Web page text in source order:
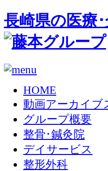
長崎県の医療
HOME
動画アーカイブ
グループ概要
整骨･鍼灸院
デイサービス
整形外科